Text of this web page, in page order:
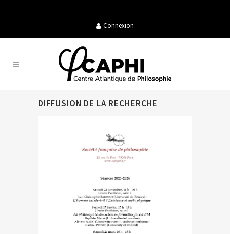
Connexion
DIFFUSION DE LA RECHERCHE